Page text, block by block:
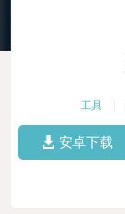
工具
安卓下载